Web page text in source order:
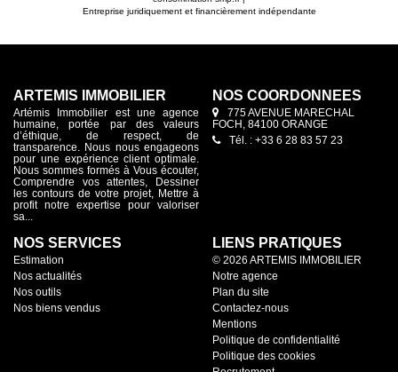
de 6 100 € par trimestre, soit 24 400 € de revenus locatifs
emplacement exceptionnel, la qualité de l'immeuble, son état
d'entretien et ses différentes possibilités d'utilisation, ce bien
constitue une opportunité intéressante pour un investisseur,
un professionnel souhaitant installer ses bureaux ou un
acquéreur envisageant à terme un projet d'habitation, sous
réserve des autorisations administratives. PRIX DE VENTE :
300 000 € Frais d'agence inclus Honoraires d'agence à la
charge de l'acquéreur. Un choix permettant de réduire la
base de calcul des frais d'acquisition, et donc de bénéficier
de frais de notaire moins élevés que dans le cadre d'une
commission à la charge du vendeur. Un bien de caractère,
parfaitement entretenu, au coeur de l'Intra-Muros d'Avignon,
à seulement quelques minutes du Palais des Papes ! Pour
plus d'informations ou pour organiser une visite, contactez
nous !
Entreprise juridiquement et financièrement indépendante
ARTEMIS IMMOBILIER
Artémis Immobilier est une agence
humaine, portée par des valeurs
d’éthique, de respect, de
transparence. Nous nous engageons
pour une expérience client optimale.
Nous sommes formés à Vous écouter,
Comprendre vos attentes, Dessiner
les contours de votre projet, Mettre à
profit notre expertise pour valoriser
sa...
NOS COORDONNÉES
775 AVENUE MARECHAL
FOCH, 84100 ORANGE
Tél. : +33 6 28 83 57 23
NOS SERVICES
Estimation
Nos actualités
Nos outils
Nos biens vendus
LIENS PRATIQUES
© 2026 ARTEMIS IMMOBILIER
Notre agence
Plan du site
Contactez-nous
Mentions
Politique de confidentialité
Politique des cookies